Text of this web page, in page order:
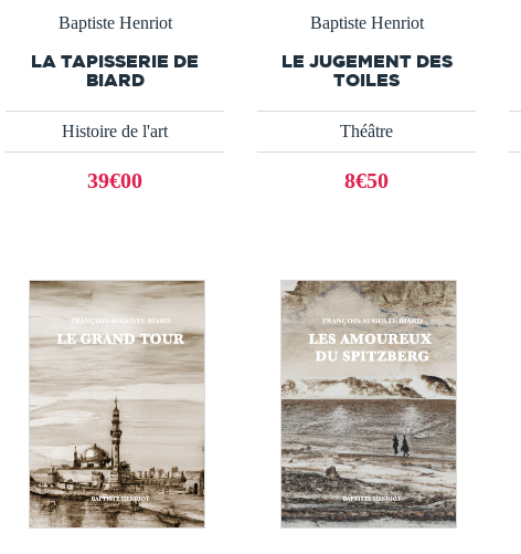
Baptiste Henriot
LA TAPISSERIE DE
BIARD
Histoire de l'art
39€00
Baptiste Henriot
LE JUGEMENT DES
TOILES
Théâtre
8€50